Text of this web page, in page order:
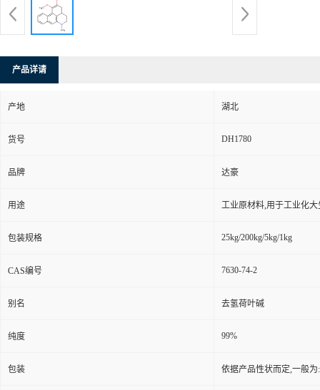
产品详请
产地 湖北
货号 DH1780
品牌 达豪
用途 工业原材料,用于工业化大
包装规格 25kg/200kg/5kg/1kg
CAS编号 7630-74-2
别名 去氢荷叶碱
纯度 99%
包装 依据产品性状而定,一般